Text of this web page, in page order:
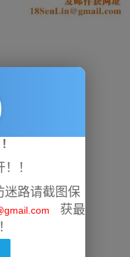
！
迷路请截图保
获最